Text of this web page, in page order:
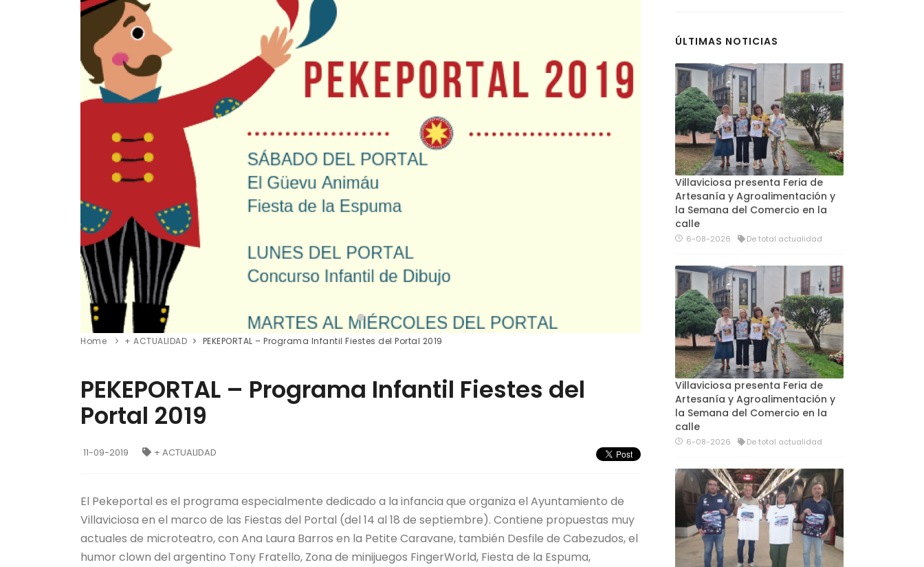
Home + ACTUALIDAD PEKEPORTAL – Programa Infantil Fiestes del Portal 2019
PEKEPORTAL – Programa Infantil Fiestes del
Portal 2019
11-09-2019 + ACTUALIDAD
El Pekeportal es el programa especialmente dedicado a la infancia que organiza el Ayuntamiento de
Villaviciosa en el marco de las Fiestas del Portal (del 14 al 18 de septiembre). Contiene propuestas muy
actuales de microteatro, con Ana Laura Barros en la Petite Caravane, también Desfile de Cabezudos, el
humor clown del argentino Tony Fratello, Zona de minijuegos FingerWorld, Fiesta de la Espuma,
ÚLTIMAS NOTICIAS
Villaviciosa presenta Feria de
Artesanía y Agroalimentación y
la Semana del Comercio en la
calle
6-08-2026 De total actualidad
Villaviciosa presenta Feria de
Artesanía y Agroalimentación y
la Semana del Comercio en la
calle
6-08-2026 De total actualidad